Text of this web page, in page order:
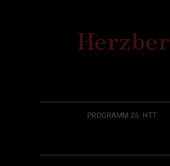
PROGRAMM 26. HTT